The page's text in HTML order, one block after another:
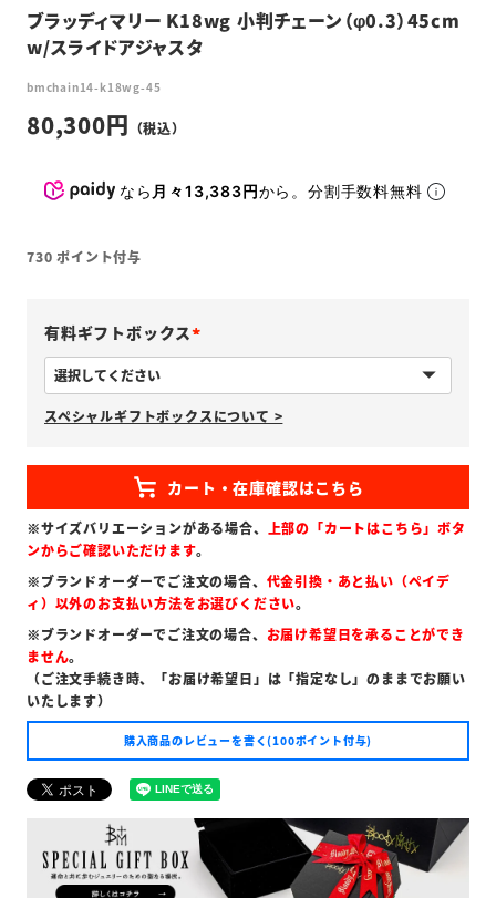
ブラッディマリー K18wg 小判チェーン（φ0.3）45cm
w/スライドアジャスタ
bmchain14-k18wg-45
80,300
なら 月々13,383円から。分割手数料無料
730 ポイント付与
有料ギフトボックス
必
須
)
スペシャルギフトボックスについて >
※サイズバリエーションがある場合、 上部の「カートはこちら」ボタ
ンからご確認いただけます。
※ブランドオーダーでご注文の場合、 代金引換・あと払い（ペイデ
ィ）以外のお支払い方法をお選びください。
※ブランドオーダーでご注文の場合、 お届け希望日を承ることができ
ません。
（ご注文手続き時、「お届け希望日」は「指定なし」のままでお願い
いたします）
購入商品のレビューを書く(100ポイント付与)